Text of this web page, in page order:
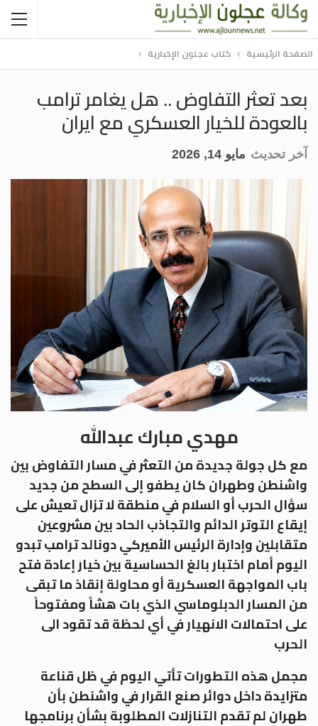
الصفحة الرئيسية كتاب عجلون الإخبارية
بعد تعثر التفاوض .. هل يغامر ترامب
بالعودة للخيار العسكري مع ايران
آخر تحديث مايو 14, 2026
مهدي مبارك عبدالله
مع كل جولة جديدة من التعثر في مسار التفاوض بين
واشنطن وطهران كان يطفو إلى السطح من جديد
سؤال الحرب أو السلام في منطقة لا تزال تعيش على
إيقاع التوتر الدائم والتجاذب الحاد بين مشروعين
متقابلين وإدارة الرئيس الأميركي دونالد ترامب تبدو
اليوم أمام اختبار بالغ الحساسية بين خيار إعادة فتح
باب المواجهة العسكرية أو محاولة إنقاذ ما تبقى
من المسار الدبلوماسي الذي بات هشاً ومفتوحاً
على احتمالات الانهيار في أي لحظة قد تقود الى
الحرب
مجمل هذه التطورات تأتي اليوم في ظل قناعة
متزايدة داخل دوائر صنع القرار في واشنطن بأن
طهران لم تقدم التنازلات المطلوبة بشأن برنامجها